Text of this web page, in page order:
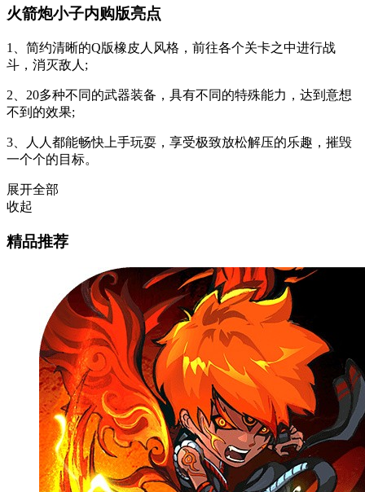
火箭炮小子内购版亮点
1、简约清晰的Q版橡皮人风格，前往各个关卡之中进行战
斗，消灭敌人;
2、20多种不同的武器装备，具有不同的特殊能力，达到意想
不到的效果;
3、人人都能畅快上手玩耍，享受极致放松解压的乐趣，摧毁
一个个的目标。
展开全部
收起
精品推荐